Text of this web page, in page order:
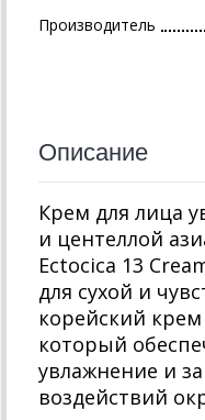
Производитель
Описание
Крем для лица
и центеллой
Ectocica 13
для сухой и
корейский
который
увлажнение и
воздействий